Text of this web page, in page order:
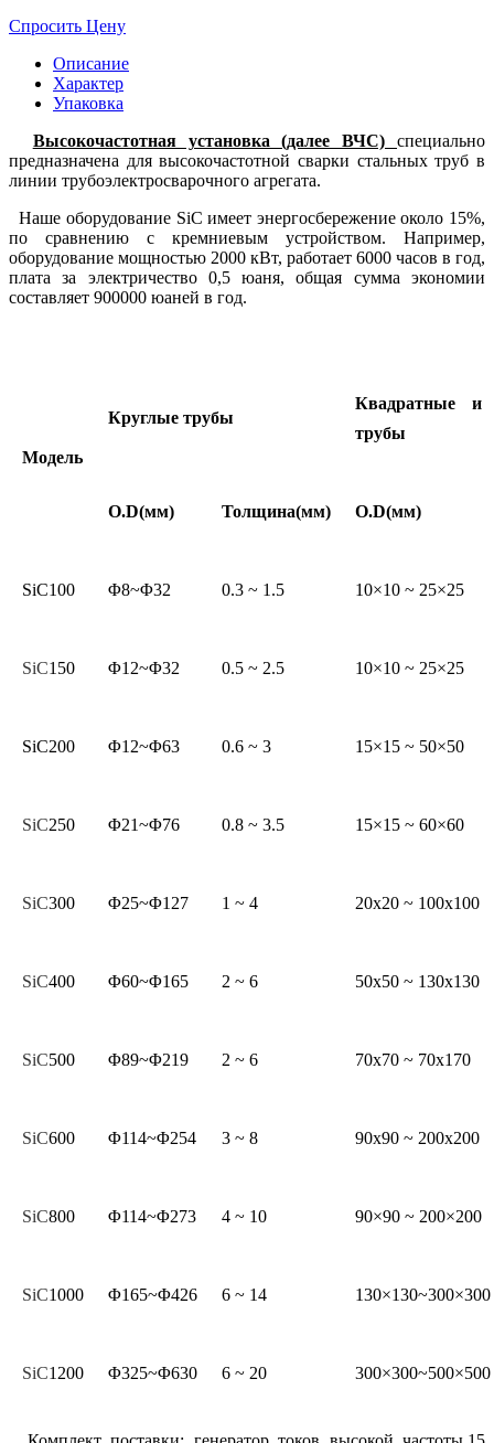
Спросить Цену
Описание
Характер
Упаковка
Высокочастотная установка (далее ВЧС)специально
предназначена для высокочастотной сварки стальных труб в
линии трубоэлектросварочного агрегата.
Наше оборудование SiC имеет энергосбережение около 15%,
по сравнению с кремниевым устройством. Например,
оборудование мощностью 2000 кВт, работает 6000 часов в год,
плата за электричество 0,5 юаня, общая сумма экономии
составляет 900000 юаней в год.
Модель
Круглые трубы
Квадратные и
трубы
O.D(мм) Толщина(мм) O.D(мм)
SiC100 Φ8~Φ32 0.3 ~ 1.5 10×10 ~ 25×25
SiC150 Φ12~Φ32 0.5 ~ 2.5 10×10 ~ 25×25
SiC200 Φ12~Φ63 0.6 ~ 3 15×15 ~ 50×50
SiC250 Φ21~Φ76 0.8 ~ 3.5 15×15 ~ 60×60
SiC300 Φ25~Φ127 1 ~ 4 20x20 ~ 100x100
SiC400 Φ60~Φ165 2 ~ 6 50x50 ~ 130х130
SiC500 Φ89~Φ219 2 ~ 6 70x70 ~ 70х170
SiC600 Φ114~Φ254 3 ~ 8 90x90 ~ 200x200
SiC800 Φ114~Φ273 4 ~ 10 90×90 ~ 200×200
SiC1000 Φ165~Φ426 6 ~ 14 130×130~300×300
SiC1200 Φ325~Φ630 6 ~ 20 300×300~500×500